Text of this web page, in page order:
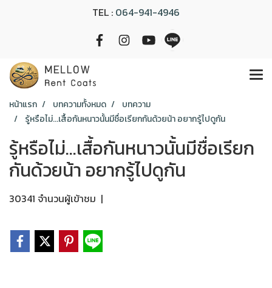
TEL : 064-941-4946
หน้าแรก บทความทั้งหมด
บทความ
รู้หรือไม่...เสื้อกันหนาวนั้นมีชื่อเรียกกันด้วยน้า อยากรู้ไปดูกัน
รู้หรือไม่...เสื้อกันหนาวนั้นมีชื่อเรียก
กันด้วยน้า อยากรู้ไปดูกัน
30341 จำนวนผู้เข้าชม |